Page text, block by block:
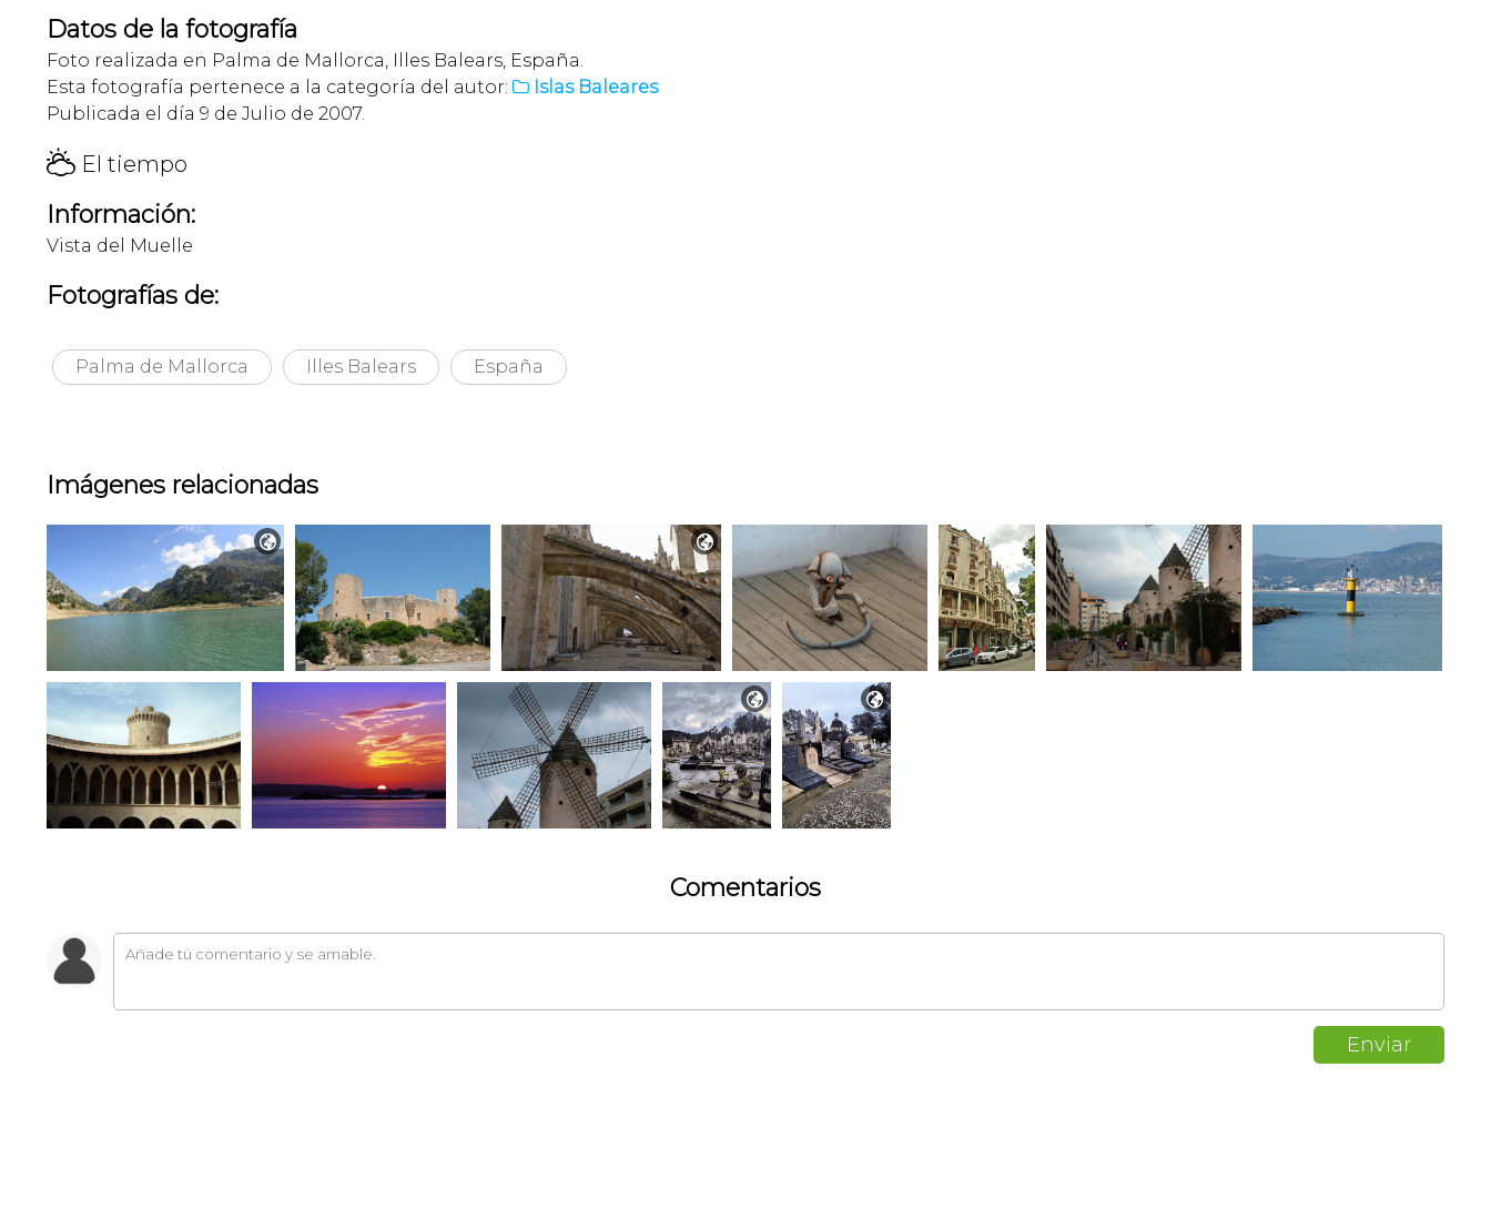
Datos de la fotografía
Foto realizada en Palma de Mallorca, Illes Balears, España.
Esta fotografía pertenece a la categoría del autor:  Islas Baleares
Publicada el día 9 de Julio de 2007.
H El tiempo
Información:
Vista del Muelle
Fotografías de:
Palma de Mallorca Illes Balears España
Imágenes relacionadas
 
 
Comentarios